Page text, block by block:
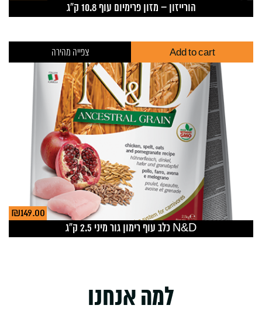
הורייזון – מזון פרימיום עוף 10.8 ק”ג
N&D כלב עוף רימון גור מיני 2.5 ק”ג
₪149.00
Add to cart צפייה מהירה
למה אנחנו